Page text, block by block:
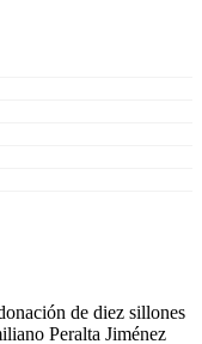
de diez sillones
Peralta Jiménez